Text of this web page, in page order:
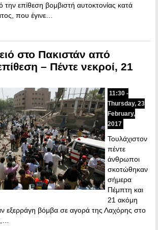
την επίθεση βομβιστή αυτοκτονίας κατά
που έγινε…
στο Πακιστάν από
– Πέντε νεκροί, 21
11:30 -
Thursday, 23
February,
2017
Τουλάχιστον
πέντε
άνθρωποι
σκοτώθηκαν
σήμερα
Πέμπτη και
21 ακόμη
εξερράγη βόμβα σε αγορά της Λαχόρης στο